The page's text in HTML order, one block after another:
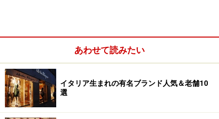
ビールを飲みながら気軽な気分で！
ストイックを極めた「アンティーカ・ピッツェリア・
ダ・ミケーレ」よりも、メニュー数が多いので、他の具
（ツナやオリーブなど）をのせたピッツァが食べたいと
あわせて読みたい
イタリア生まれの有名ブランド人気＆老舗10
選